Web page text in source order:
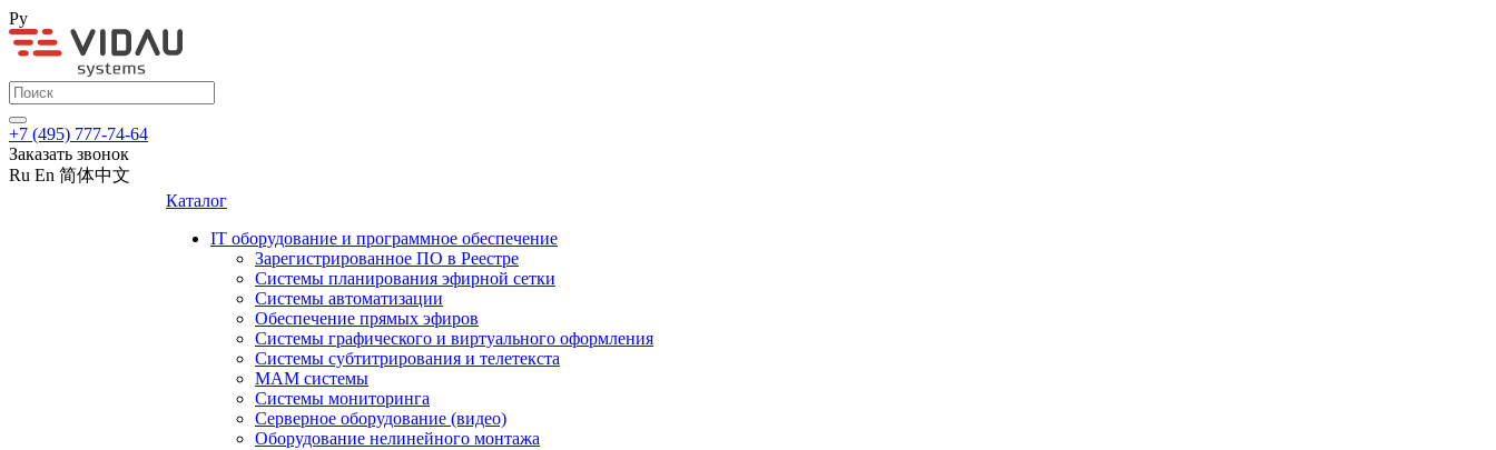
Ру
+7 (495) 777-74-64
Заказать звонок
Ru En 简体中文
Каталог
IT оборудование и программное обеспечение
Зарегистрированное ПО в Реестре
Системы планирования эфирной сетки
Системы автоматизации
Обеспечение прямых эфиров
Системы графического и виртуального оформления
Системы субтитрирования и телетекста
MAM системы
Системы мониторинга
Серверное оборудование (видео)
Оборудование нелинейного монтажа